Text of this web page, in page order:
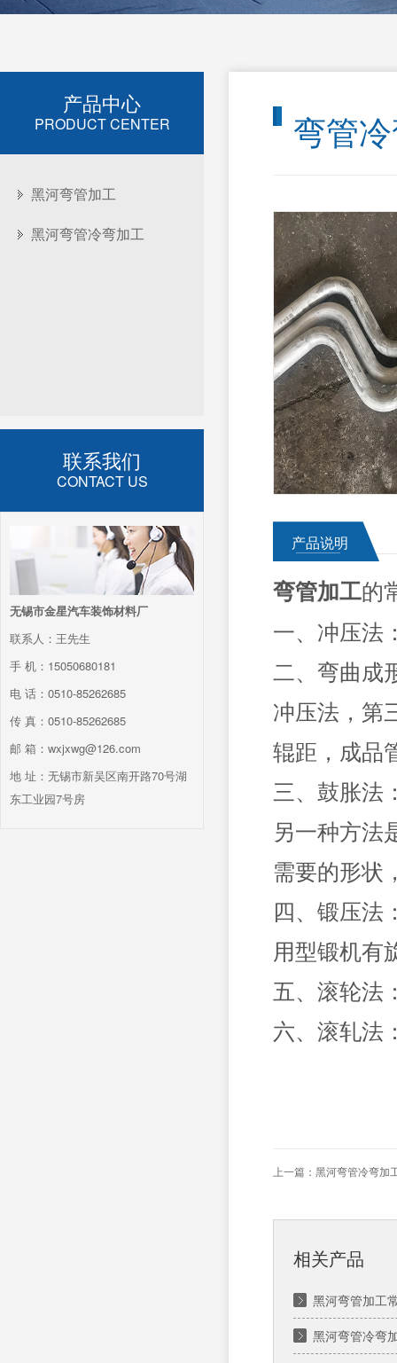
产品中心
PRODUCT CENTER
黑河弯管加工
黑河弯管冷弯加工
联系我们
CONTACT US
无锡市金星汽车装饰材料厂
联系人：王先生
手 机：15050680181
电 话：0510-85262685
传 真：0510-85262685
邮 箱：wxjxwg@126.com
地 址：无锡市新吴区南开路70号湖
东工业园7号房
弯管
产品说明
弯管加工的
一、冲压法
二、弯曲成
冲压法，第
辊距，成品
三、鼓胀法
另一种方法
需要的形状
四、锻压法
用型锻机
五、滚轮法
六、滚轧法
上一篇： 黑河弯管冷弯加
相关产品
黑河弯管加工​
黑河弯管冷弯